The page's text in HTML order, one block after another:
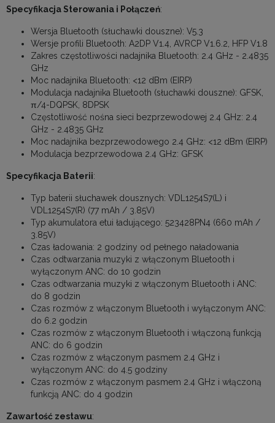
Specyfikacja Sterowania i Połączeń:
Wersja Bluetooth (słuchawki douszne): V5.3
Wersje profili Bluetooth: A2DP V1.4, AVRCP V1.6.2, HFP V1.8
Zakres częstotliwości nadajnika Bluetooth: 2.4 GHz - 2.4835
GHz
Moc nadajnika Bluetooth: <12 dBm (EIRP)
Modulacja nadajnika Bluetooth (słuchawki douszne): GFSK,
π/4-DQPSK, 8DPSK
Częstotliwość nośna sieci bezprzewodowej 2.4 GHz: 2.4
GHz - 2.4835 GHz
Moc nadajnika bezprzewodowego 2.4 GHz: <12 dBm (EIRP)
Modulacja bezprzewodowa 2.4 GHz: GFSK
Specyfikacja Baterii:
Typ baterii słuchawek dousznych: VDL1254S7(L) i
VDL1254S7(R) (77 mAh / 3.85V)
Typ akumulatora etui ładującego: 523428PN4 (660 mAh /
3.85V)
Czas ładowania: 2 godziny od pełnego naładowania
Czas odtwarzania muzyki z włączonym Bluetooth i
wyłączonym ANC: do 10 godzin
Czas odtwarzania muzyki z włączonym Bluetooth i ANC:
do 8 godzin
Czas rozmów z włączonym Bluetooth i wyłączonym ANC:
do 6.2 godzin
Czas rozmów z włączonym Bluetooth i włączoną funkcją
ANC: do 6 godzin
Czas rozmów z włączonym pasmem 2.4 GHz i
wyłączonym ANC: do 4.5 godziny
Czas rozmów z włączonym pasmem 2.4 GHz i włączoną
funkcją ANC: do 4 godzin
Zawartość zestawu: